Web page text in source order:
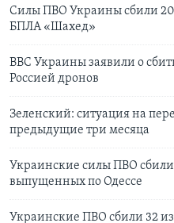
Силы ПВО Украины сбили
БПЛА «Шахед»
ВВС Украины заявили о
Россией дронов
Зеленский: ситуация на
предыдущие три месяца
Украинские силы ПВО
выпущенных по Одессе
Украинские ПВО сбили 32